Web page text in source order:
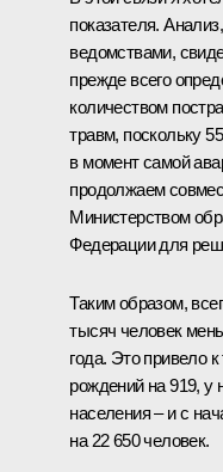
показателя.
ведомствами,
прежде всего
количеством
травм, поскольку
в момент самой
продолжаем
Министерством
Федерации для
Таким образом,
тысяч человек
года. Это привело
рождений на 919, у
населения – и с
на 22 650 человек.